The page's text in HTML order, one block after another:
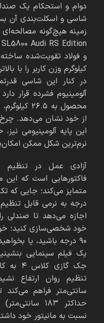
دوام و استحکام یک
شاسی و اسکلت‌بندی آن
زمینه هیچ‌گونه
کیلوگرم وزن کاربر را با
در کنار این شاسی
آلومینیوم فشرده قرار
محصول به
از خود نشان می‌دهد.
این پایه آلومینیومی
نرم‌ترین شکل ممکن
آزادی عمل در تنظیم
فاکتورهایی است که این
درجه به نرمی قابل
اجازه می‌دهد تا صندلی
خود شخصی‌سازی کنید؛
یک فیلم سینمایی
جک
سانتی‌متر فراهم می‌کند
حداکثر ۱۸۳
نسبت به مانیتور خود